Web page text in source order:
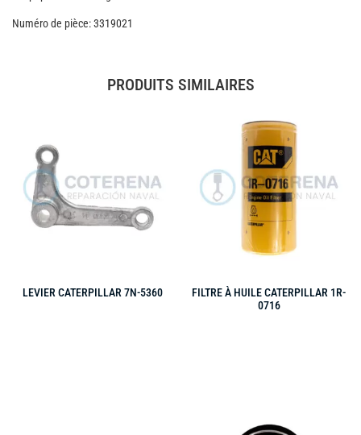
Numéro de pièce: 3319021
PRODUITS SIMILAIRES
LEVIER CATERPILLAR 7N-5360
FILTRE À HUILE CATERPILLAR 1R-
0716